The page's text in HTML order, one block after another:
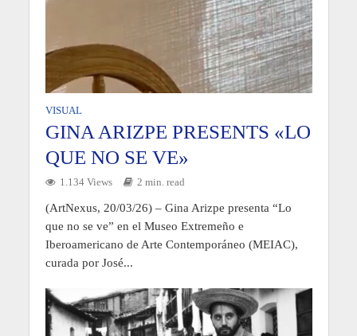
VISUAL
GINA ARIZPE PRESENTS «LO
QUE NO SE VE»
1.134 Views 2 min. read
(ArtNexus, 20/03/26) – Gina Arizpe presenta “Lo
que no se ve” en el Museo Extremeño e
Iberoamericano de Arte Contemporáneo (MEIAC),
curada por José...